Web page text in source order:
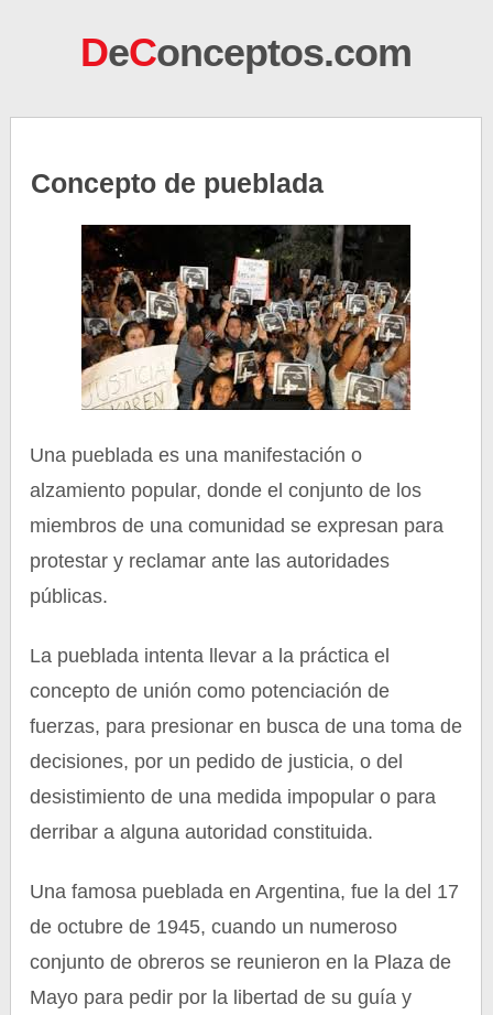
DeConceptos.com
Concepto de pueblada
Una pueblada es una manifestación o
alzamiento popular, donde el conjunto de los
miembros de una comunidad se expresan para
protestar y reclamar ante las autoridades
públicas.
La pueblada intenta llevar a la práctica el
concepto de unión como potenciación de
fuerzas, para presionar en busca de una toma de
decisiones, por un pedido de justicia, o del
desistimiento de una medida impopular o para
derribar a alguna autoridad constituida.
Una famosa pueblada en Argentina, fue la del 17
de octubre de 1945, cuando un numeroso
conjunto de obreros se reunieron en la Plaza de
Mayo para pedir por la libertad de su guía y